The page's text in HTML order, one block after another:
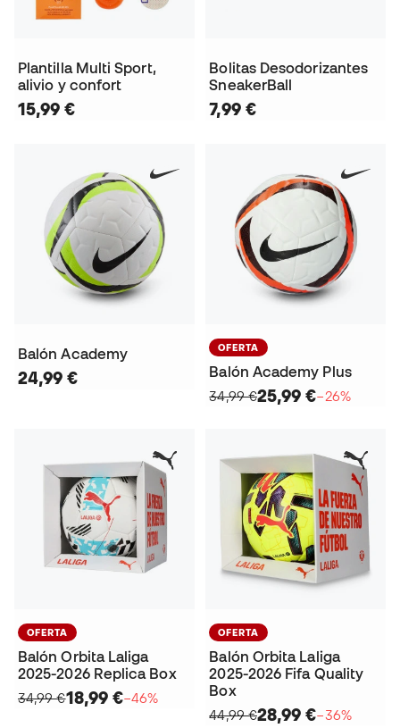
Plantilla Multi Sport,
alivio y confort
15,99 €
Bolitas Desodorizantes
SneakerBall
7,99 €
Balón Academy
24,99 €
OFERTA
Balón Academy Plus
34,99 €25,99 €−26%
OFERTA
Balón Orbita Laliga
2025-2026 Replica Box
34,99 €18,99 €−46%
OFERTA
Balón Orbita Laliga
2025-2026 Fifa Quality
Box
44,99 €28,99 €−36%